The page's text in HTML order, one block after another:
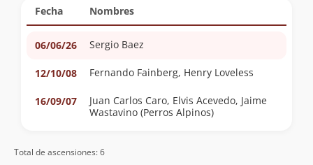
Fecha Nombres
06/06/26 Sergio Baez
12/10/08 Fernando Fainberg, Henry Loveless
16/09/07
Juan Carlos Caro, Elvis Acevedo, Jaime
Wastavino (Perros Alpinos)
Total de ascensiones: 6